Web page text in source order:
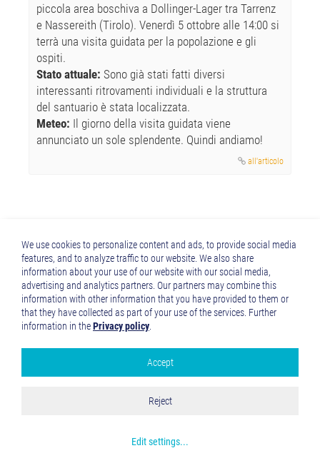
piccola area boschiva a Dollinger-Lager tra Tarrenz
e Nassereith (Tirolo). Venerdì 5 ottobre alle 14:00 si
terrà una visita guidata per la popolazione e gli
ospiti.
Stato attuale: Sono già stati fatti diversi
interessanti ritrovamenti individuali e la struttura
del santuario è stata localizzata.
Meteo: Il giorno della visita guidata viene
annunciato un sole splendente. Quindi andiamo!
all'articolo
Google Analytics
We use cookies to personalize content and ads, to provide social media
features, and to analyze traffic to our website. We also share
information about your use of our website with our social media,
advertising and analytics partners. Our partners may combine this
information with other information that you have provided to them or
that they have collected as part of your use of the services. Further
information in thePrivacy policy
Edit settings...
Reject
Accept